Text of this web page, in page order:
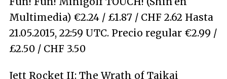
Multimedia) €2.24 / £1.87 / CHF 2.62 Hasta
21.05.2015, 22:59 UTC. Precio regular €2.99 /
£2.50 / CHF 3.50
Jett Rocket II: The Wrath of Taikai